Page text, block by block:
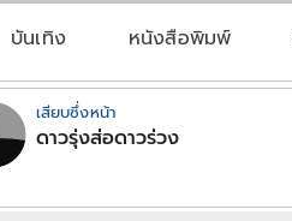
บันเทิง หนังสือพิมพ์
เสียบซึ่งหน้า
ดาวรุ่งส่อดาวร่วง